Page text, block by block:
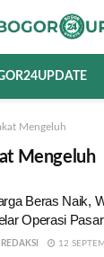
Mengeluh
Mengeluh
Beras Naik,
Operasi Pasar
REDAKSI 12